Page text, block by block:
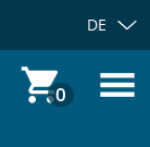
DE
0